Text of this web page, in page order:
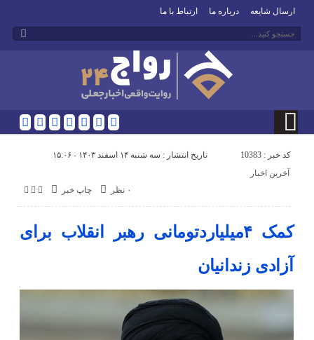
ارسال شایعه درباره ما ارتباط با ما
کد خبر : 10383 تاریخ انتشار : سه شنبه ۱۴ اسفند ۱۴۰۳ - ۱۵:۰۶
چاپ خبر ۰ نظر
آخرین اخبار
کمک ۴میلیاردتومانی رهبر انقلاب برای
آزادی زندانیان